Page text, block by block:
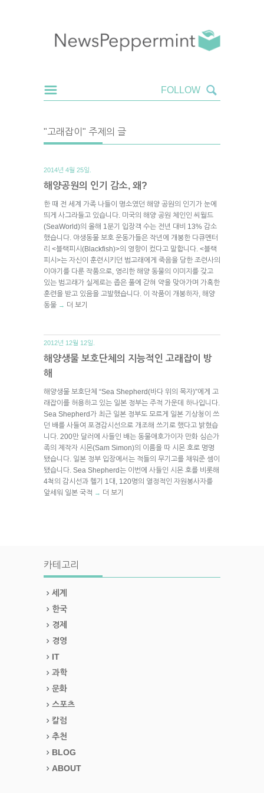
"고래잡이" 주제의 글
2014년 4월 25일.
해양공원의 인기 감소, 왜?
한 때 전 세계 가족 나들이 명소였던 해양 공원의 인기가 눈에
띄게 사그라들고 있습니다. 미국의 해양 공원 체인인 씨월드
(SeaWorld)의 올해 1분기 입장객 수는 전년 대비 13% 감소
했습니다. 야생동물 보호 운동가들은 작년에 개봉한 다큐멘터
리 <블랙피시(Blackfish)>의 영향이 컸다고 말합니다. <블랙
피시>는 자신이 훈련시키던 범고래에게 죽음을 당한 조련사의
이야기를 다룬 작품으로, 영리한 해양 동물의 이미지를 갖고
있는 범고래가 실제로는 좁은 풀에 갇혀 약을 맞아가며 가혹한
훈련을 받고 있음을 고발했습니다. 이 작품이 개봉하자, 해양
동물 → 더 보기
2012년 12월 12일.
해양생물 보호단체의 지능적인 고래잡이 방
해
해양생물 보호단체 “Sea Shepherd(바다 위의 목자)”에게 고
래잡이를 허용하고 있는 일본 정부는 주적 가운데 하나입니다.
Sea Shepherd가 최근 일본 정부도 모르게 일본 기상청이 쓰
던 배를 사들여 포경감시선으로 개조해 쓰기로 했다고 밝혔습
니다. 200만 달러에 사들인 배는 동물애호가이자 만화 심슨가
족의 제작자 시몬(Sam Simon)의 이름을 따 시몬 호로 명명
됐습니다. 일본 정부 입장에서는 적들의 무기고를 채워준 셈이
됐습니다. Sea Shepherd는 이번에 사들인 시몬 호를 비롯해
4척의 감시선과 헬기 1대, 120명의 열정적인 자원봉사자를
앞세워 일본 국적 → 더 보기
카테고리
세계
한국
경제
경영
IT
과학
문화
스포츠
칼럼
추천
BLOG
ABOUT